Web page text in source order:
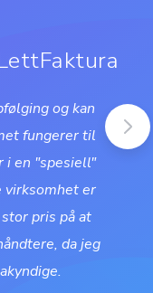
og kan
fungerer til
i en "spesiell"
virksomhet er
pris på at
da jeg